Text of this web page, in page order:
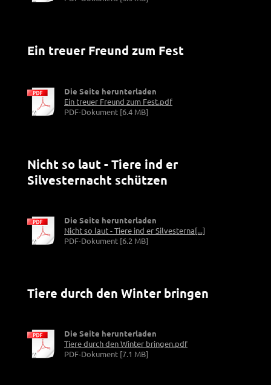
Ein treuer Freund zum Fest
Die Seite herunterladen
Ein treuer Freund zum Fest.pdf
PDF-Dokument [6.4 MB]
Nicht so laut - Tiere ind er
Silvesternacht schützen
Die Seite herunterladen
Nicht so laut - Tiere ind er Silvesterna[...]
PDF-Dokument [6.2 MB]
Tiere durch den Winter bringen
Die Seite herunterladen
Tiere durch den Winter bringen.pdf
PDF-Dokument [7.1 MB]